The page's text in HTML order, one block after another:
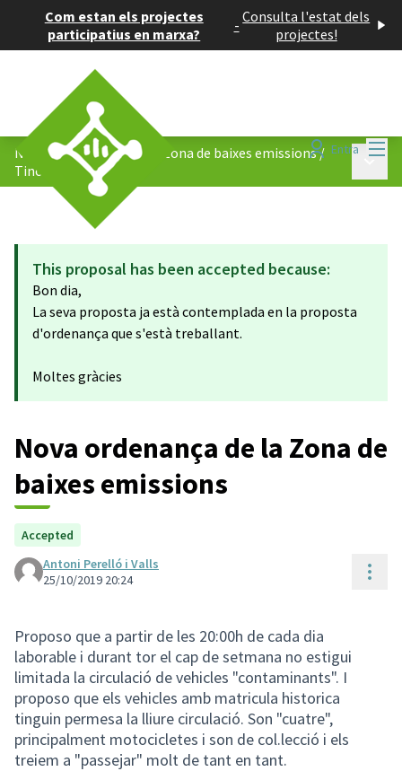
Com estan els projectes
participatius en marxa?
- Consulta l'estat dels
projectes!
Entra
Nova ordenança de la la Zona de baixes emissions/
Tinc una proposta!
This proposal has been accepted because:
Bon dia,
La seva proposta ja està contemplada en la proposta
d'ordenança que s'està treballant.
Moltes gràcies
Nova ordenança de la Zona de
baixes emissions
Accepted
Antoni Perelló i Valls
25/10/2019 20:24
Proposo que a partir de les 20:00h de cada dia
laborable i durant tor el cap de setmana no estigui
limitada la circulació de vehicles "contaminants". I
proposo que els vehicles amb matricula historica
tinguin permesa la lliure circulació. Son "cuatre",
principalment motocicletes i son de col.lecció i els
treiem a "passejar" molt de tant en tant.